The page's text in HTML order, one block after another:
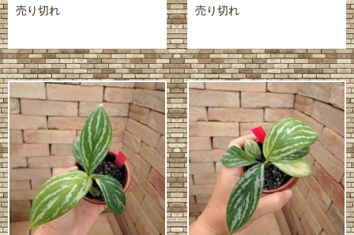
売り切れ 売り切れ